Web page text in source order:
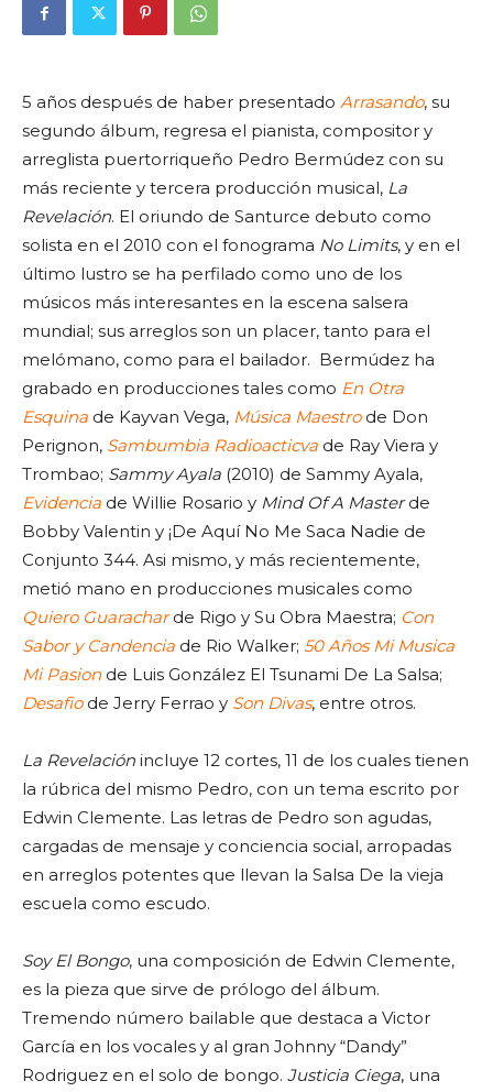
5 años después de haber presentado Arrasando, su
segundo álbum, regresa el pianista, compositor y
arreglista puertorriqueño Pedro Bermúdez con su
más reciente y tercera producción musical, La
Revelación. El oriundo de Santurce debuto como
solista en el 2010 con el fonograma No Limits, y en el
último lustro se ha perfilado como uno de los
músicos más interesantes en la escena salsera
mundial; sus arreglos son un placer, tanto para el
melómano, como para el bailador. Bermúdez ha
grabado en producciones tales como En Otra
Esquina de Kayvan Vega, Música Maestrode Don
Perignon, Sambumbia Radioacticva de Ray Viera y
Trombao; Sammy Ayala (2010) ‎de Sammy Ayala,
Evidencia de Willie Rosario y Mind Of A Masterde
Bobby Valentin y ¡De Aquí No Me Saca Nadie de
Conjunto 344. Asi mismo, y más recientemente,
metió mano en producciones musicales como
Quiero Guaracharde Rigo y Su Obra Maestra; Con
Sabor y Candencia de Rio Walker; 50 Años Mi Musica
Mi Pasion de Luis González El Tsunami De La Salsa;
Desafiode Jerry Ferrao y Son Divas, entre otros.
La Revelación incluye 12 cortes, 11 de los cuales tienen
la rúbrica del mismo Pedro, con un tema escrito por
Edwin Clemente. Las letras de Pedro son agudas,
cargadas de mensaje y conciencia social, arropadas
en arreglos potentes que llevan la Salsa De la vieja
escuela como escudo.
Soy El Bongo, una composición de Edwin Clemente,
es la pieza que sirve de prólogo del álbum.
Tremendo número bailable que destaca a Victor
García en los vocales y al gran Johnny “Dandy”
Rodriguez en el solo de bongo. Justicia Ciega, una